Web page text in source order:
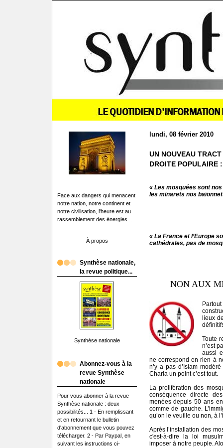
Face aux dangers qui menacent
notre nation, notre continent et
notre civilisation, l'heure est au
rassemblement des énergies...
À propos
Synthèse nationale,
la revue politique...
Synthèse nationale
Abonnez-vous à la
revue Synthèse
nationale
Pour vous abonner à la revue
Synthèse nationale : deux
possibilités... 1 - En remplissant
et en retournant le bulletin
d'abonnement que vous pouvez
télécharger. 2 - Par Paypal, en
suivant les instructions ci-
lundi, 08 février 2010
UN NOUVEAU
DROITE POPULAIRE :
« Les mosquées sont
les minarets nos
« La France et l’Europe
cathédrales, pas de
NON AUX
lieux
Toute
n’est
aussi
ne correspond en rien à
n’y a pas d’Islam
Charia un point c’est tout.
La prolifération des
conséquence directe
menées depuis 50 ans
comme de gauche.
qu’on le veuille ou non, à
Après l’installation des
c'est-à-dire la loi
imposer à notre peuple.